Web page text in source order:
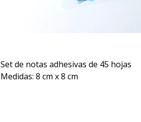
Set de notas adhesivas de 45 hojas
Medidas: 8 cm x 8 cm